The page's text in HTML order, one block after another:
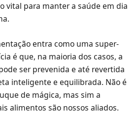
vital para manter a saúde em dia
entra como uma super-
é que, na maioria dos casos, a
ser prevenida e até revertida
inteligente e equilibrada. Não é
de mágica, mas sim a
alimentos são nossos aliados.